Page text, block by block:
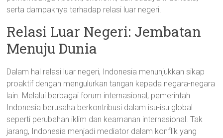
serta dampaknya terhadap relasi luar negeri.
Relasi Luar Negeri: Jembatan
Menuju Dunia
Dalam hal relasi luar negeri, Indonesia menunjukkan sikap
proaktif dengan mengulurkan tangan kepada negara-negara
lain. Melalui berbagai forum internasional, pemerintah
Indonesia berusaha berkontribusi dalam isu-isu global
seperti perubahan iklim dan keamanan internasional. Tak
jarang, Indonesia menjadi mediator dalam konflik yang